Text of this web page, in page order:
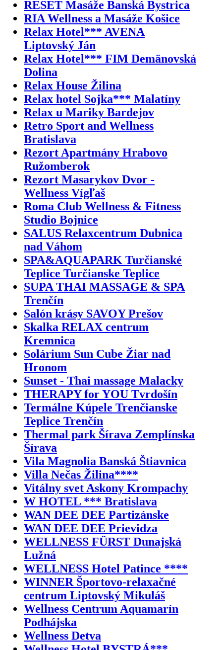
RESET Masáže Banská Bystrica
RIA Wellness a Masáže Košice
Relax Hotel*** AVENA
Liptovský Ján
Relax Hotel*** FIM Demänovská
Dolina
Relax House Žilina
Relax hotel Sojka*** Malatíny
Relax u Mariky Bardejov
Retro Sport and Wellness
Bratislava
Rezort Apartmány Hrabovo
Ružomberok
Rezort Masarykov Dvor -
Wellness Vígľaš
Roma Club Wellness & Fitness
Studio Bojnice
SALUS Relaxcentrum Dubnica
nad Váhom
SPA&AQUAPARK Turčianské
Teplice Turčianske Teplice
SUPA THAI MASSAGE & SPA
Trenčín
Salón krásy SAVOY Prešov
Skalka RELAX centrum
Kremnica
Solárium Sun Cube Žiar nad
Hronom
Sunset - Thai massage Malacky
THERAPY for YOU Tvrdošín
Termálne Kúpele Trenčianske
Teplice Trenčín
Thermal park Šírava Zemplínska
Šírava
Vila Magnolia Banská Štiavnica
Villa Nečas Žilina****
Vitálny svet Askony Krompachy
W HOTEL *** Bratislava
WAN DEE DEE Partizánske
WAN DEE DEE Prievidza
WELLNESS FÜRST Dunajská
Lužná
WELLNESS Hotel Patince ****
WINNER Športovo-relaxačné
centrum Liptovský Mikuláš
Wellness Centrum Aquamarín
Podhájska
Wellness Detva